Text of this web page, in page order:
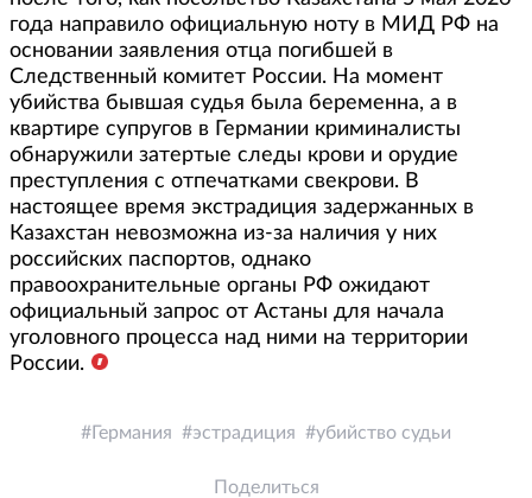
года направило официальную ноту в МИД РФ на
основании заявления отца погибшей в
Следственный комитет России. На момент
убийства бывшая судья была беременна, а в
квартире супругов в Германии криминалисты
обнаружили затертые следы крови и орудие
преступления с отпечатками свекрови. В
настоящее время экстрадиция задержанных в
Казахстан невозможна из-за наличия у них
российских паспортов, однако
правоохранительные органы РФ ожидают
официальный запрос от Астаны для начала
уголовного процесса над ними на территории
России.
Германия эстрадиция убийство судьи
Поделиться